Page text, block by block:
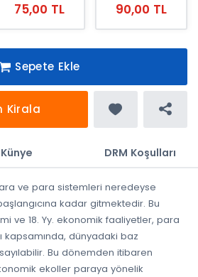
75,00 TL 90,00 TL
Sepete Ekle
Kirala
Künye DRM Koşulları
ve para sistemleri neredeyse
kadar gitmektedir. Bu
ve 18. Yy. ekonomik faaliyetler, para
kapsamında, dünyadaki baz
Bu dönemden itibaren
ekoller paraya yönelik